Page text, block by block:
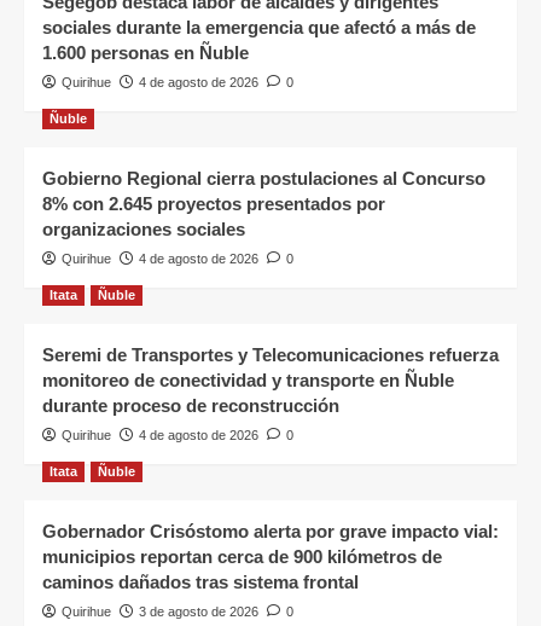
sociales durante la emergencia que afectó a más de
1.600 personas en Ñuble
Quirihue 4 de agosto de 2026 0
Ñuble
Gobierno Regional cierra postulaciones al Concurso
8% con 2.645 proyectos presentados por
organizaciones sociales
Quirihue 4 de agosto de 2026 0
Itata Ñuble
Seremi de Transportes y Telecomunicaciones refuerza
monitoreo de conectividad y transporte en Ñuble
durante proceso de reconstrucción
Quirihue 4 de agosto de 2026 0
Itata Ñuble
Gobernador Crisóstomo alerta por grave impacto vial:
municipios reportan cerca de 900 kilómetros de
caminos dañados tras sistema frontal
Quirihue 3 de agosto de 2026 0